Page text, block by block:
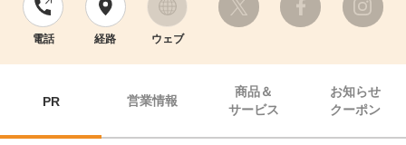
電話 経路 ウェブ
PR 営業情報
商品＆
サービス
お知らせ
クーポン